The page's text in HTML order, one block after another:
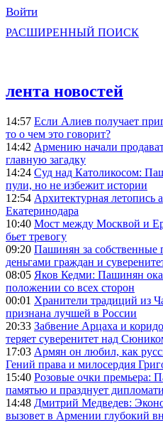
Войти
РАСШИРЕННЫЙ ПОИСК
лента новостей
14:57 Если Алиев получает
то о чем это говорит?
14:42 Армению начали
главную загадку
14:24 Суд над Католикосом:
пули, но не избежит истории
12:54 Архитектурная
Екатеринодара
10:40 Мост между Москвой и
бьет тревогу
09:20 Пашинян за собственные
деньгами граждан и
08:05 Яков Кедми: Пашинян
положении со всех сторон
00:01 Хранители традиций из
признана лучшей в России
20:33 Забвение Арцаха и
теряет суверенитет над
17:03 Армян он любил, как
Гений права и милосердия
15:40 Розовые очки премьера:
памятью и празднует
14:48 Дмитрий Медведев:
вызовет в Армении глубокий